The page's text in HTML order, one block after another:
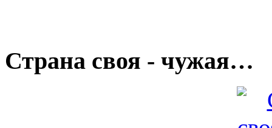
Страна своя - чужая…